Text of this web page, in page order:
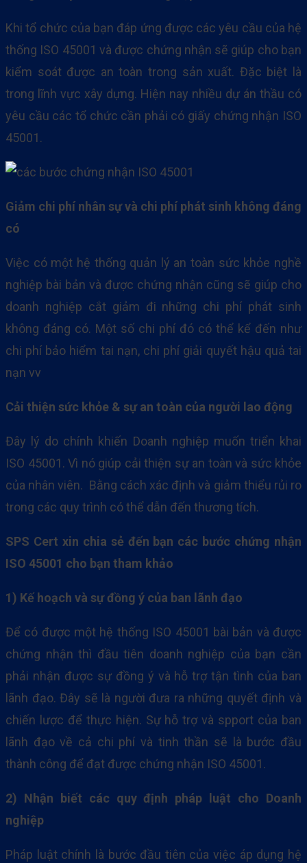
Khi tổ chức của bạn đáp ứng được các yêu cầu của hệ
thống ISO 45001 và được chứng nhận sẽ giúp cho bạn
kiểm soát được an toàn trong sản xuất. Đặc biệt là
trong lĩnh vực xây dựng. Hiện nay nhiều dự án thầu có
yêu cầu các tổ chức cần phải có giấy chứng nhận ISO
45001.
Giảm chi phí nhân sự và chi phí phát sinh không đáng
có
Việc có một hệ thống quản lý an toàn sức khỏe nghề
nghiệp bài bản và được chứng nhận cũng sẽ giúp cho
doanh nghiệp cắt giảm đi những chi phí phát sinh
không đáng có. Một số chi phí đó có thể kể đến như
chi phí bảo hiểm tai nạn, chi phí giải quyết hậu quả tai
nạn vv
Cải thiện sức khỏe & sự an toàn của người lao động
Đây lý do chính khiến Doanh nghiệp muốn triển khai
ISO 45001. Vì nó giúp cải thiện sự an toàn và sức khỏe
của nhân viên. Bằng cách xác định và giảm thiểu rủi ro
trong các quy trình có thể dẫn đến thương tích.
SPS Cert xin chia sẻ đến bạn các bước chứng nhận
ISO 45001 cho bạn tham khảo
1) Kế hoạch và sự đồng ý của ban lãnh đạo
Để có được một hệ thống ISO 45001 bài bản và được
chứng nhận thì đầu tiên doanh nghiệp của bạn cần
phải nhận được sự đồng ý và hỗ trợ tận tình của ban
lãnh đạo. Đây sẽ là người đưa ra những quyết định và
chiến lược để thực hiện. Sự hỗ trợ và spport của ban
lãnh đạo về cả chi phí và tinh thần sẽ là bước đầu
thành công để đạt được chứng nhận ISO 45001.
2) Nhận biết các quy định pháp luật cho Doanh
nghiệp
Pháp luật chính là bước đầu tiên của việc áp dụng hệ